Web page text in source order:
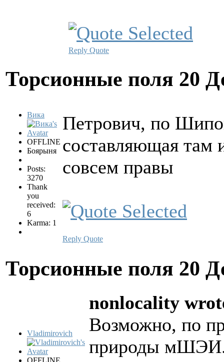
Reply Quote
Торсионные поля 20
Вика
OFFLINE
Боярыня
Posts:
3270
Thank
you
received:
6
Karma: 1
Петрович, по
составляющая там
совсем правы
Reply Quote
Торсионные поля 20
Vladimirovich
nonlocality
Возможно, по
природы